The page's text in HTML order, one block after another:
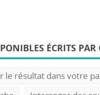
ÉCRITS PAR
le résultat dans votre